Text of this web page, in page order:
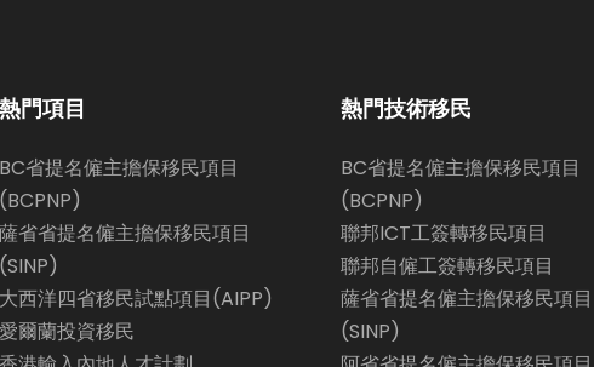
熱門項目
BC省提名僱主擔保移民項目
(BCPNP)
薩省省提名僱主擔保移民項目
(SINP)
大西洋四省移民試點項目(AIPP)
愛爾蘭投資移民
熱門技術移民
BC省提名僱主擔保移民項目
(BCPNP)
聯邦ICT工簽轉移民項目
聯邦自僱工簽轉移民項目
薩省省提名僱主擔保移民項目
(SINP)